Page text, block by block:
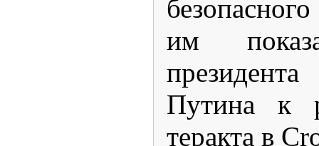
им
Путина к
теракта в